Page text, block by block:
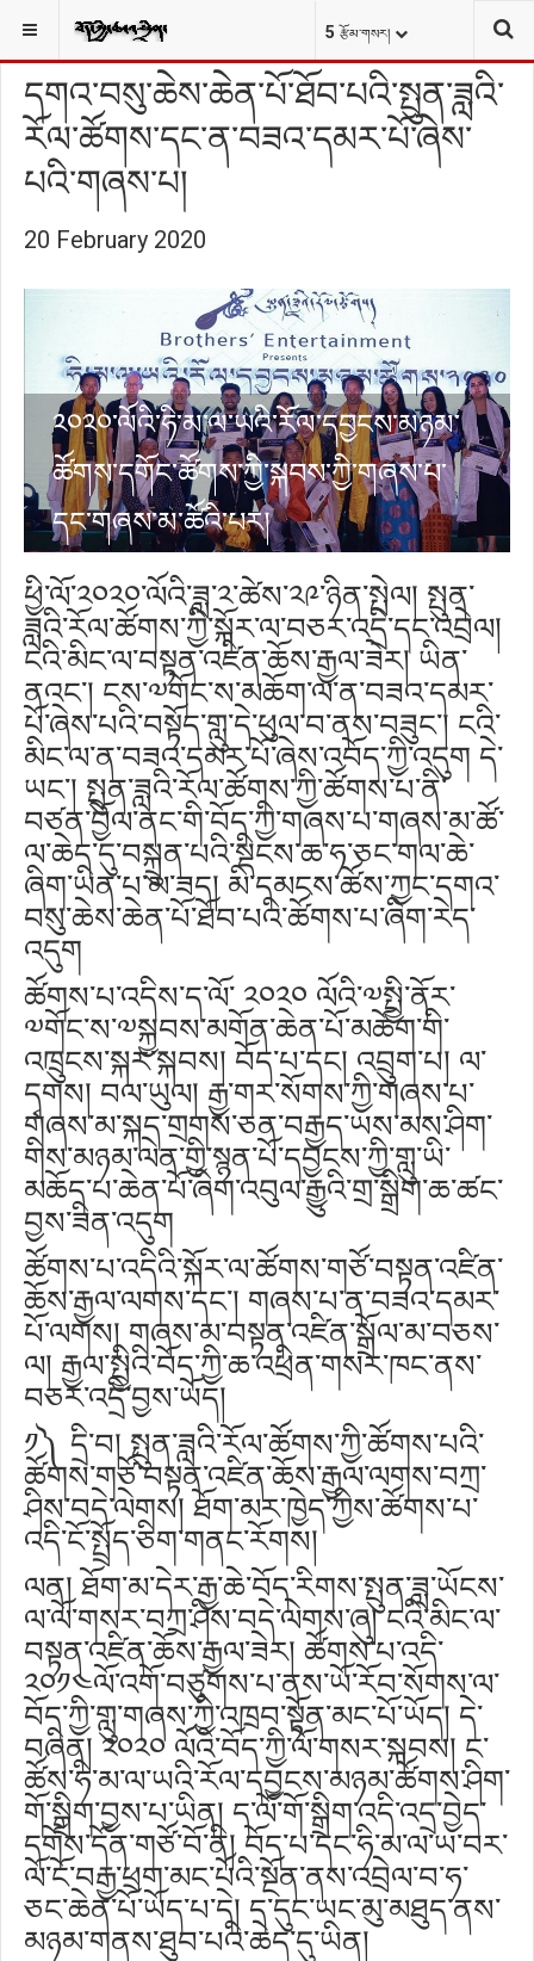
5 རྩོམ་གསར།
YOU ARE HERE: དཔྱད་གླེང༌། བཅར་འདྲི།
དགའ་བསུ་ཆེས་ཆེན་པོ་ཐོབ་པའི་སྤུན་ཟླའི་
རོལ་ཚོགས་དང་ན་བཟའ་དམར་པོ་ཞེས་
པའི་གཞས་པ།
20 February 2020
༢༠༢༠་ལོའི་ཧི་མ་ལ་ཡའི་རོལ་དབྱངས་མཉམ་
ཚོགས་དགོང་ཚོགས་ཀྱི་སྐབས་ཀྱི་གཞས་པ་
དང་གཞས་མ་ཚོའི་པར།
ཕྱི་ལོ་༢༠༢༠་ལོའི་ཟླ་༢་ཚེས་༢༩་ཉིན་སྤེལ། སྤུན་
ཟླའི་རོལ་ཚོགས་ཀྱི་སྐོར་ལ་བཅར་འདྲི་དང་འབྲེལ།
ངའི་མིང་ལ་བསྟན་འཛིན་ཆོས་རྒྱལ་ཟེར། ཡིན་
ནའང་། ངས་༧གོང་ས་མཆོག་ལ་ན་བཟའ་དམར་
པོ་ཞེས་པའི་བསྟོད་གླུ་དེ་ཕུལ་བ་ནས་བཟུང་། ངའི་
མིང་ལ་ན་བཟའ་དམར་པོ་ཞེས་འབོད་ཀྱི་འདུག དེ་
ཡང་། སྤུན་ཟླའི་རོལ་ཚོགས་ཀྱི་ཚོགས་པ་ནི་
བཙན་བྱོལ་ནང་གི་བོད་ཀྱི་གཞས་པ་གཞས་མ་ཚོ་
ལ་ཆེད་དུ་བསྐྲུན་པའི་སྡིངས་ཆ་ཧ་ཅང་གལ་ཆེ་
ཞིག་ཡིན་པ་མ་ཟད། མི་དམངས་ཚོས་ཀྱང་དགའ་
བསུ་ཆེས་ཆེན་པོ་ཐོབ་པའི་ཚོགས་པ་ཞིག་རེད་
འདུག
ཚོགས་པ་འདིས་ད་ལོ་ ༢༠༢༠ ལོའི་༧སྤྱི་ནོར་
༧གོང་ས་༧སྐྱབས་མགོན་ཆེན་པོ་མཆོག་གི་
འཁྲུངས་སྐར་སྐབས། བོད་པ་དང། འབྲུག་པ། ལ་
དྭགས། བལ་ཡུལ། རྒྱ་གར་སོགས་ཀྱི་གཞས་པ་
གཞས་མ་སྐད་གྲགས་ཅན་བརྒྱད་ཡས་མས་ཤིག་
གིས་མཉམ་ལེན་གྱི་སྙན་པོ་དབྱངས་ཀྱི་གླུ་ཡི་
མཆོད་པ་ཆེན་པོ་ཞིག་འབུལ་རྒྱུའི་གྲ་སྒྲིག་ཆ་ཚང་
བྱས་ཟིན་འདུག
ཚོགས་པ་འདིའི་སྐོར་ལ་ཚོགས་གཙོ་བསྟན་འཛིན་
ཆོས་རྒྱལ་ལགས་དང་། གཞས་པ་ན་བཟའ་དམར་
པོ་ལགས། གཞས་མ་བསྟན་འཛིན་སྒྲོལ་མ་བཅས་
ལ། རྒྱལ་སྤྱིའི་བོད་ཀྱི་ཆ་འཕྲིན་གསར་ཁང་ནས་
བཅར་འདྲི་བྱས་ཡོད།
༡༽ དྲི་བ། སྤུན་ཟླའི་རོལ་ཚོགས་ཀྱི་ཚོགས་པའི་
ཚོགས་གཙོ་བསྟན་འཛིན་ཆོས་རྒྱལ་ལགས་བཀྲ་
ཤིས་བདེ་ལེགས། ཐོག་མར་ཁྱེད་ཀྱིས་ཚོགས་པ་
འདི་ངོ་སྤྲོད་ཅིག་གནང་རོགས།
ལན། ཐོག་མ་དེར་རྒྱ་ཆེ་བོད་རིགས་སྤུན་ཟླ་ཡོངས་
ལ་ལོ་གསར་བཀྲ་ཤིས་བདེ་ལེགས་ཞུ། ངའི་མིང་ལ་
བསྟན་འཛིན་ཆོས་རྒྱལ་ཟེར། ཚོགས་པ་འདི་
༢༠༡༤ལོ་འགོ་བཙུགས་པ་ནས་ཡོ་རོབ་སོགས་ལ་
བོད་ཀྱི་གླུ་གཞས་ཀྱི་འཁྲབ་སྟོན་མང་པོ་ཡོད། དེ་
བཞིན། ༢༠༢༠ ལོའི་བོད་ཀྱི་ལོ་གསར་སྐབས། ང་
ཚོས་ཧི་མ་ལ་ཡའི་རོལ་དབྱངས་མཉམ་ཚོགས་ཤིག་
གོ་སྒྲིག་བྱས་པ་ཡིན། ད་ལོ་གོ་སྒྲིག་འདི་འདྲ་བྱེད་
དགོས་དོན་གཙོ་བོ་ནི། བོད་པ་དང་ཧི་མ་ལ་ཡ་བར་
ལོ་ངོ་བརྒྱ་ཕྲག་མང་པོའི་སྔོན་ནས་འབྲེལ་བ་ཧ་
ཅང་ཆེན་པོ་ཡོད་པ་དེ། ད་དུང་ཡང་མུ་མཐུད་ནས་
མཉམ་གནས་ཐུབ་པའི་ཆེད་དུ་ཡིན།